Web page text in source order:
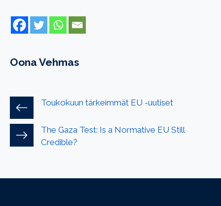
Oona Vehmas
Toukokuun tärkeimmät EU -uutiset
The Gaza Test: Is a Normative EU Still
Credible?